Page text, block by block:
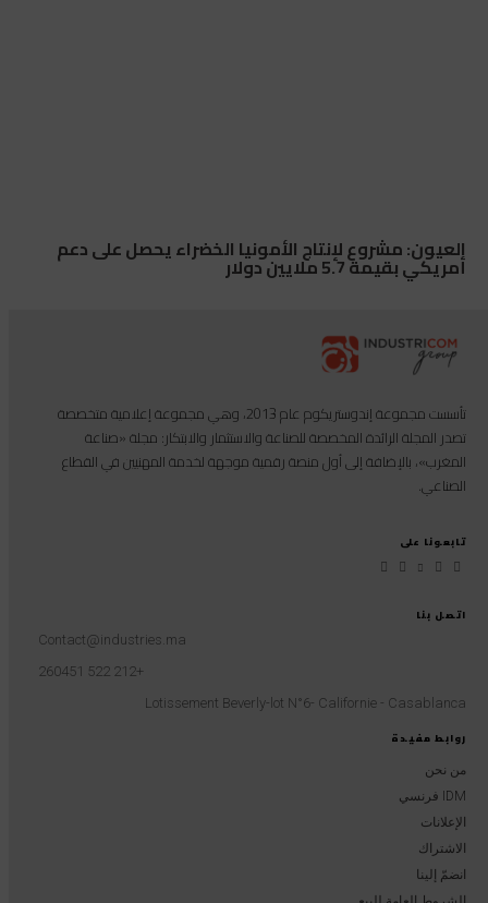
العيون: مشروع لإنتاج الأمونيا الخضراء يحصل على دعم
أمريكي بقيمة 5.7 ملايين دولار
روابط مفيدة
من نحن
IDM فرنسي
الإعلانات
الاشتراك
انضمّ إلينا
اتصل بنا
Contact@industries.ma
+212 522 260451
Lotissement Beverly-lot N°6- Californie - Casablanca
تأسست مجموعة إندوستريكوم عام 2013، وهي مجموعة إعلامية متخصصة
تصدر المجلة الرائدة المخصصة للصناعة والاستثمار والابتكار: مجلة «صناعة
المغرب»، بالإضافة إلى أول منصة رقمية موجهة لخدمة المهنيين في القطاع
الصناعي.
تابعونا على